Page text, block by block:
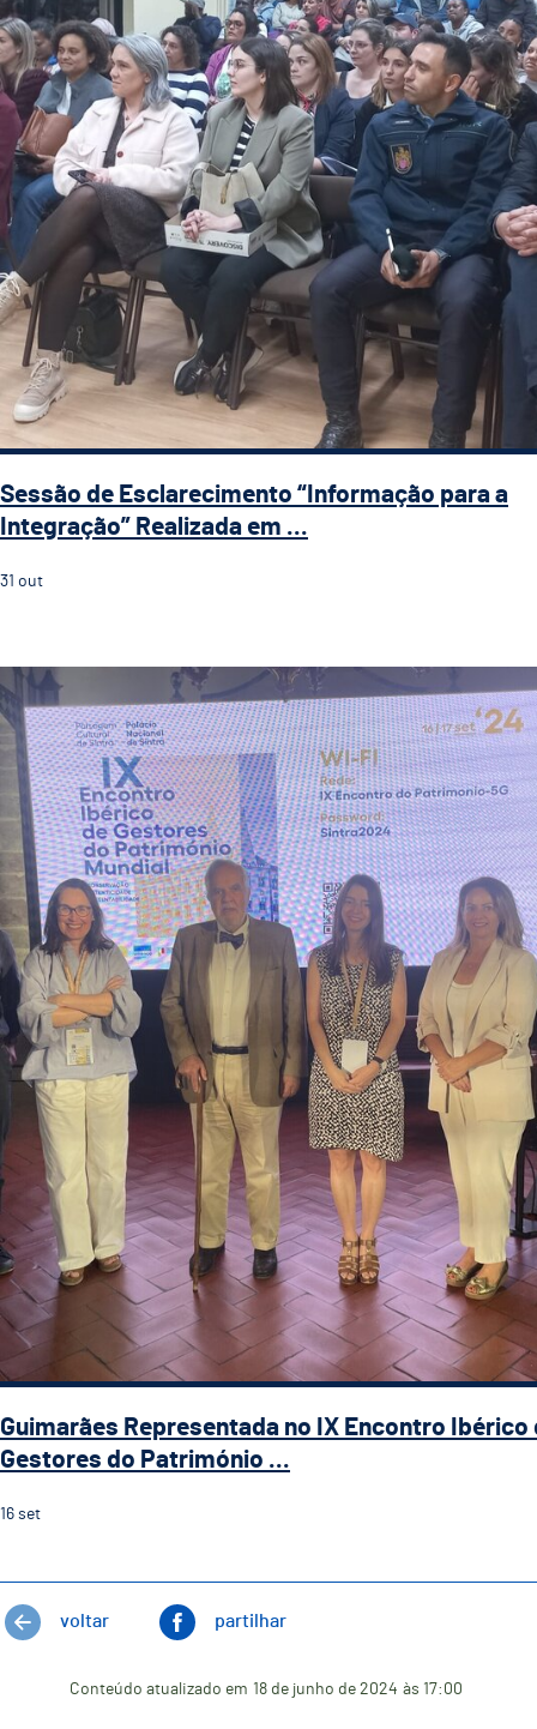
Sessão de Esclarecimento “Informação para a
Integração” Realizada em ...
31 out
Guimarães Representada no IX Encontro Ibérico de
Guimarães Representada no IX Encontro Ibérico
Gestores do Património ...
16 set
voltar partilhar
Conteúdo atualizado em 18 de junho de 2024 às 17:00